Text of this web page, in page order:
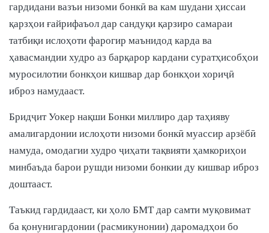
гардидани вазъи низоми бонкӣ ва кам шудани ҳиссаи
қарзҳои ғайрифаъол дар сандуқи қарзиро самараи
татбиқи ислоҳоти фарогир маънидод карда ва
ҳавасмандии худро аз барқарор кардани суратҳисобҳои
муросилотии бонкҳои кишвар дар бонкҳои хориҷӣ
иброз намудааст.
Бридҷит Уокер нақши Бонки миллиро дар таҳияву
амалигардонии ислоҳоти низоми бонкӣ муассир арзёбӣ
намуда, омодагии худро ҷиҳати тақвияти ҳамкориҳои
минбаъда барои рушди низоми бонкии ду кишвар иброз
доштааст.
Таъкид гардидааст, ки ҳоло БМТ дар самти муқовимат
ба қонунигардонии (расмикунонии) даромадҳои бо